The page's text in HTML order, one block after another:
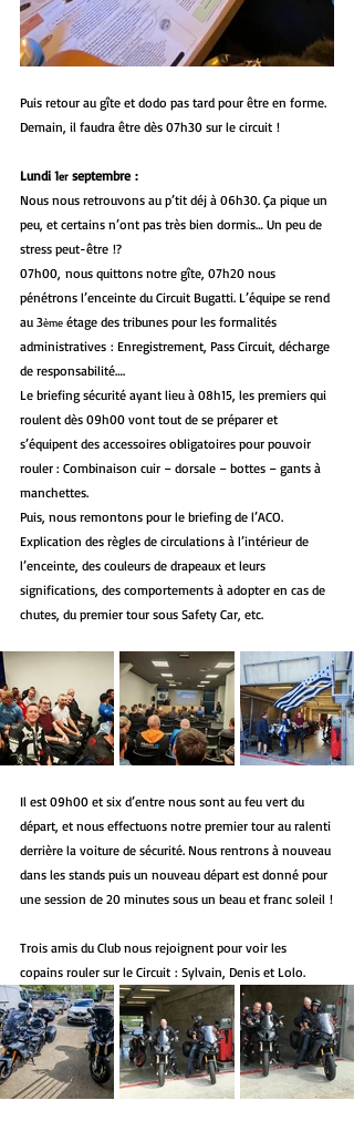
Puis retour au gîte et dodo pas tard pour être en forme.
Demain, il faudra être dès 07h30 sur le circuit !
Lundi 1er septembre :
Nous nous retrouvons au p’tit déj à 06h30. Ça pique un
peu, et certains n’ont pas très bien dormis… Un peu de
stress peut-être !?
07h00, nous quittons notre gîte, 07h20 nous
pénétrons l’enceinte du Circuit Bugatti. L’équipe se rend
au 3ème étage des tribunes pour les formalités
administratives : Enregistrement, Pass Circuit, décharge
de responsabilité….
Le briefing sécurité ayant lieu à 08h15, les premiers qui
roulent dès 09h00 vont tout de se préparer et
s’équipent des accessoires obligatoires pour pouvoir
rouler : Combinaison cuir – dorsale – bottes – gants à
manchettes.
Puis, nous remontons pour le briefing de l’ACO.
Explication des règles de circulations à l’intérieur de
l’enceinte, des couleurs de drapeaux et leurs
significations, des comportements à adopter en cas de
chutes, du premier tour sous Safety Car, etc.
Il est 09h00 et six d’entre nous sont au feu vert du
départ, et nous effectuons notre premier tour au ralenti
derrière la voiture de sécurité. Nous rentrons à nouveau
dans les stands puis un nouveau départ est donné pour
une session de 20 minutes sous un beau et franc soleil !
Trois amis du Club nous rejoignent pour voir les
copains rouler sur le Circuit : Sylvain, Denis et Lolo.